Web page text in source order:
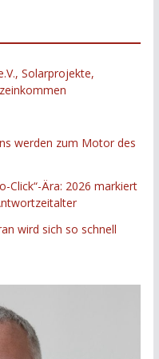
Solarprojekte,
werden zum Motor des
Click“-Ära: 2026 markiert
wird sich so schnell